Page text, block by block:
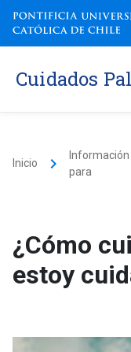
Cuidados
Inicio keyboard_arrow_right
Información
para
¿Cómo
estoy